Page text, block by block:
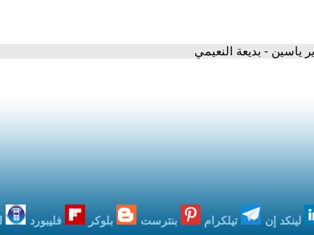
ياسين - بديعة النعيمي
لينكد إن تيلكرام بنترست بلوكر فليبورد